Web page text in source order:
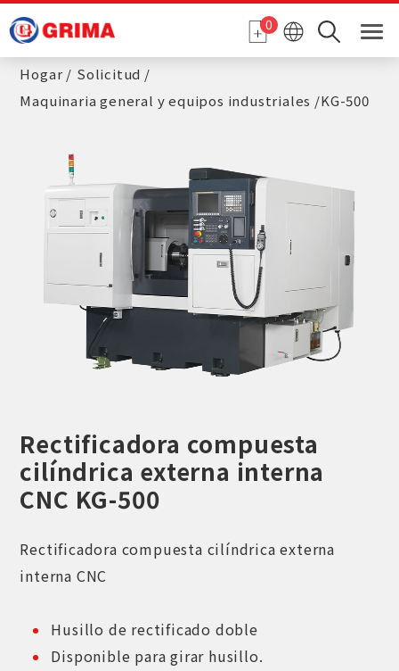
0
Hogar
Solicitud
Maquinaria general y equipos industriales
KG-500
Rectificadora compuesta
cilíndrica externa interna
CNC KG-500
Rectificadora compuesta cilíndrica externa
interna CNC
Husillo de rectificado doble
Disponible para girar husillo.
Panel de gestión de cookies